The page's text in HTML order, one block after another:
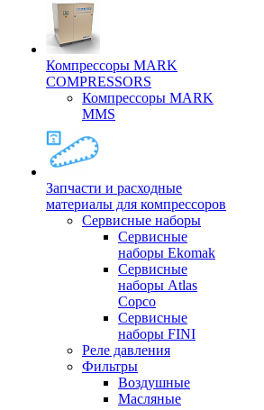
Компрессоры MARK
COMPRESSORS
Компрессоры MARK
MMS
Запчасти и расходные
материалы для компрессоров
Cервисные наборы
Сервисные
наборы Ekomak
Cервисные
наборы Atlas
Copco
Сервисные
наборы FINI
Реле давления
Фильтры
Воздушные
Масляные